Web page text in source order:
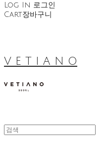
Log In 로그인
Cart장바구니
V E T I A N O